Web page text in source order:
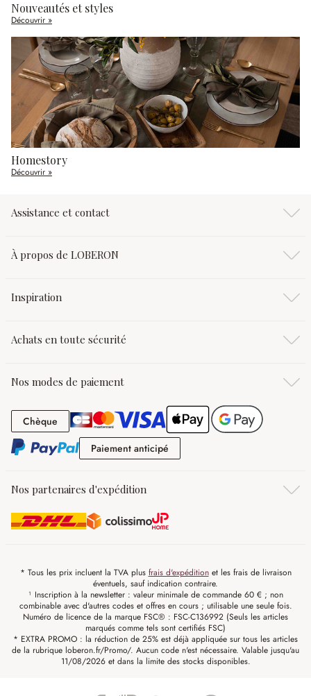
Nouveautés et styles
Découvrir »
Homestory
Découvrir »
Assistance et contact
À propos de LOBERON
Inspiration
Achats en toute sécurité
Nos modes de paiement
Chèque Chèque
Paiement anticipé
Nos partenaires d'expédition
* Tous les prix incluent la TVA plus frais d'expéditionet les frais de livraison
éventuels, sauf indication contraire.
¹ Inscription à la newsletter : valeur minimale de commande 60 € ; non
combinable avec d'autres codes et offres en cours ; utilisable une seule fois.
Numéro de licence de la marque FSC® : FSC-C136992 (Seuls les articles
marqués comme tels sont certifiés FSC)
* EXTRA PROMO : la réduction de 25% est déjà appliquée sur tous les articles
de la rubrique loberon.fr/Promo/. Aucun code n'est nécessaire. Valable jusqu'au
11/08/2026 et dans la limite des stocks disponibles.